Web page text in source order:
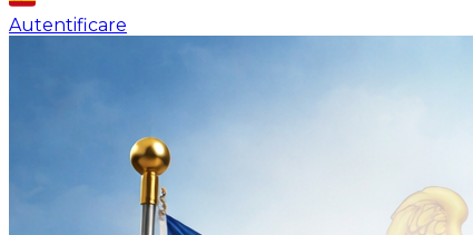
Autentificare